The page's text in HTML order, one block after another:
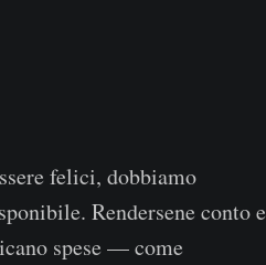
felici, dobbiamo
Rendersene conto e
spese — come